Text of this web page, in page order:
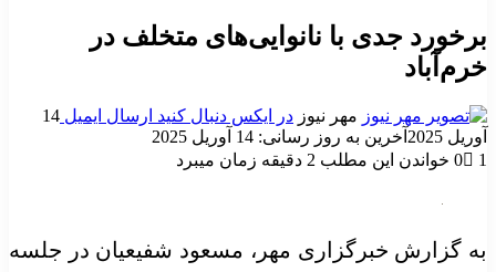
برخورد جدی با نانوایی‌های متخلف در
خرم‌آباد
مهر نیوز در ایکس دنبال کنید ارسال ایمیل 14
آوریل 2025
آخرین به روز رسانی: 14 آوریل 2025
0
1 خواندن این مطلب 2 دقیقه زمان میبرد
به گزارش خبرگزاری مهر، مسعود شفیعیان در جلسه